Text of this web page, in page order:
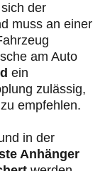
der
muss an einer
am Auto
ein
zulässig,
empfehlen.
in der
Anhänger